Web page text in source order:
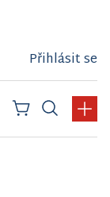
Přihlásit se